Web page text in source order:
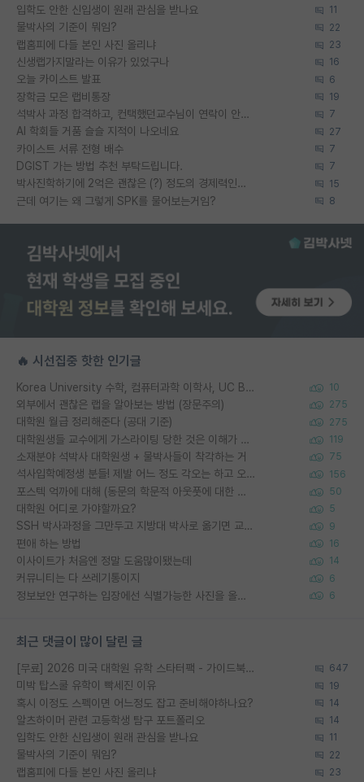
입학도 안한 신입생이 원래 관심을 받나요 11
물박사의 기준이 뭐임? 22
랩홈피에 다들 본인 사진 올리냐 23
신생랩가지말라는 이유가 있었구나 16
오늘 카이스트 발표 6
장학금 모은 랩비통장 19
석박사 과정 합격하고, 컨택했던교수님이 연락이 안됩니다... 7
AI 학회들 거품 슬슬 지적이 나오네요 27
카이스트 서류 전형 배수 7
DGIST 가는 방법 추천 부탁드립니다. 7
박사진학하기에 2억은 괜찮은 (?) 정도의 경제력인가요 15
근데 여기는 왜 그렇게 SPK를 물어보는거임? 8
🔥 시선집중 핫한 인기글
Korea University 수학, 컴퓨터과학 이학사, UC Berkeley 산업공학 대학원 공학박사가 되는 것은 쉽지 않겠죠? 10
외부에서 괜찮은 랩을 알아보는 방법 (장문주의) 275
대학원 월급 정리해준다 (공대 기준) 275
대학원생들 교수에게 가스라이팅 당한 것은 이해가 갑니다. 안타깝네요. 119
소재분야 석박사 대학원생 + 물박사들이 착각하는 거 75
석사입학예정생 분들! 제발 어느 정도 각오는 하고 오세요. 156
포스텍 억까에 대해 (동문의 학문적 아웃풋에 대한 반박) 50
대학원 어디로 가야할까요? 5
SSH 박사과정을 그만두고 지방대 박사로 옮기면 교수의 꿈은 끝일까요? 9
편애 하는 방법 16
이사이트가 처음엔 정말 도움많이됐는데 14
커뮤니티는 다 쓰레기통이지 6
정보보안 연구하는 입장에선 식별가능한 사진을 올리는건 비추이긴함 6
최근 댓글이 많이 달린 글
[무료] 2026 미국 대학원 유학 스타터팩 - 가이드북 & 합격자 컨택메일 템플릿 647
미박 탑스쿨 유학이 빡세진 이유 19
혹시 이정도 스펙이면 어느정도 잡고 준비해야하나요? 14
알츠하이머 관련 고등학생 탐구 포트폴리오 14
입학도 안한 신입생이 원래 관심을 받나요 11
물박사의 기준이 뭐임? 22
랩홈피에 다들 본인 사진 올리냐 23